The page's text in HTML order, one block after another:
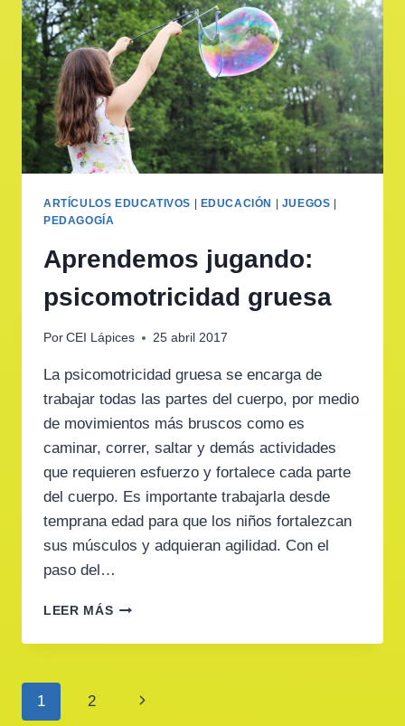
ARTÍCULOS EDUCATIVOS | EDUCACIÓN | JUEGOS |
PEDAGOGÍA
Aprendemos jugando:
psicomotricidad gruesa
Por CEI Lápices 25 abril 2017
La psicomotricidad gruesa se encarga de
trabajar todas las partes del cuerpo, por medio
de movimientos más bruscos como es
caminar, correr, saltar y demás actividades
que requieren esfuerzo y fortalece cada parte
del cuerpo. Es importante trabajarla desde
temprana edad para que los niños fortalezcan
sus músculos y adquieran agilidad. Con el
paso del…
LEER MÁSAPRENDEMOS
PSICOMOTRICIDAD
Navegación
1 2
Siguiente